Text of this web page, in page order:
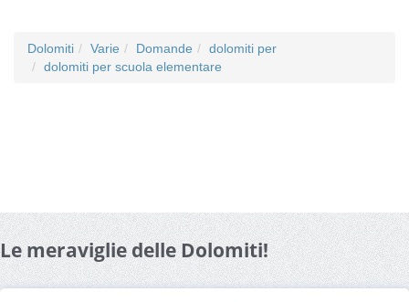
Dolomiti Varie Domande
dolomiti per
dolomiti per scuola elementare
Le meraviglie delle Dolomiti!